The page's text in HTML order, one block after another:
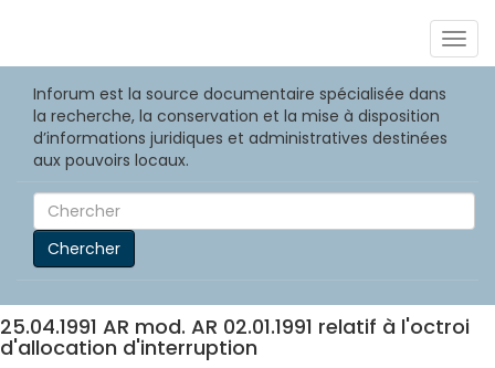
Inforum est la source documentaire spécialisée dans
la recherche, la conservation et la mise à disposition
d’informations juridiques et administratives destinées
aux pouvoirs locaux.
Chercher
25.04.1991 AR mod. AR 02.01.1991 relatif à l'octroi
d'allocation d'interruption